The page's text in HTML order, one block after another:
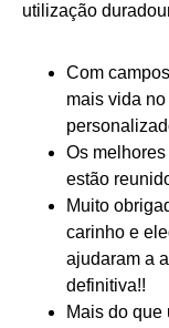
utilização
Com
mais vida
Os
estão
Muito
carinho e
ajudaram a
definitiva!!
Mais do que